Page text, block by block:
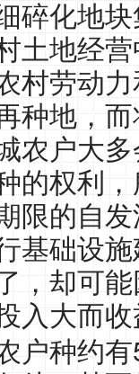
碎化地
土地经
村劳动
种地，
农户大
的权利
限的自
基础设
，却可
入大而
户种约有